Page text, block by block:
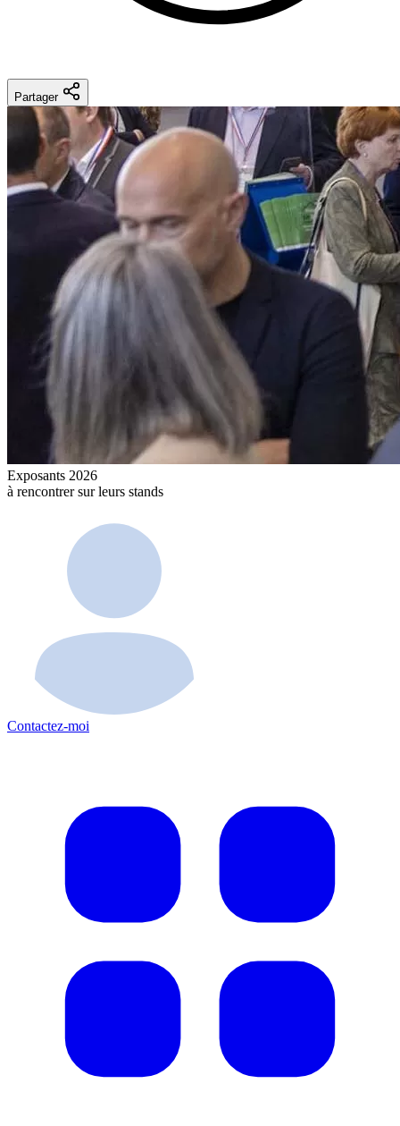
Partager
Exposants 2026
à rencontrer sur leurs stands
Contactez-moi